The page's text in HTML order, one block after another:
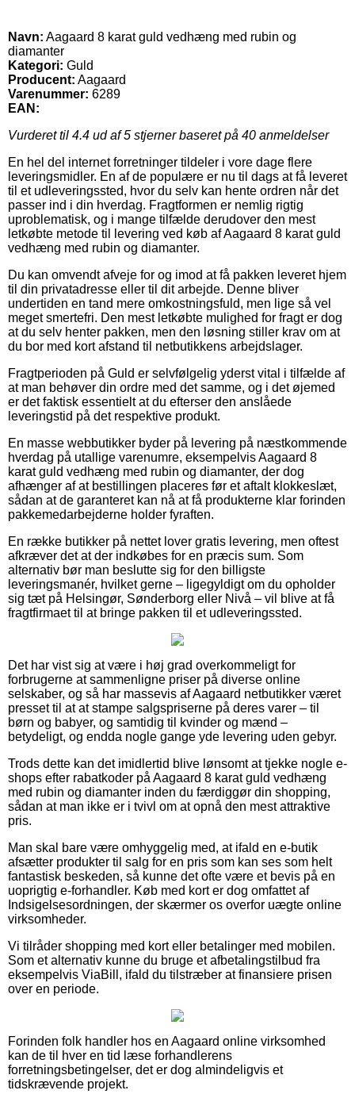
Navn: Aagaard 8 karat guld vedhæng med rubin og
diamanter
Kategori: Guld
Producent: Aagaard
Varenummer: 6289
EAN:
Vurderet til 4.4 ud af 5 stjerner baseret på 40 anmeldelser
En hel del internet forretninger tildeler i vore dage flere
leveringsmidler. En af de populære er nu til dags at få leveret
til et udleveringssted, hvor du selv kan hente ordren når det
passer ind i din hverdag. Fragtformen er nemlig rigtig
uproblematisk, og i mange tilfælde derudover den mest
letkøbte metode til levering ved køb af Aagaard 8 karat guld
vedhæng med rubin og diamanter.
Du kan omvendt afveje for og imod at få pakken leveret hjem
til din privatadresse eller til dit arbejde. Denne bliver
undertiden en tand mere omkostningsfuld, men lige så vel
meget smertefri. Den mest letkøbte mulighed for fragt er dog
at du selv henter pakken, men den løsning stiller krav om at
du bor med kort afstand til netbutikkens arbejdslager.
Fragtperioden på Guld er selvfølgelig yderst vital i tilfælde af
at man behøver din ordre med det samme, og i det øjemed
er det faktisk essentielt at du efterser den anslåede
leveringstid på det respektive produkt.
En masse webbutikker byder på levering på næstkommende
hverdag på utallige varenumre, eksempelvis Aagaard 8
karat guld vedhæng med rubin og diamanter, der dog
afhænger af at bestillingen placeres før et aftalt klokkeslæt,
sådan at de garanteret kan nå at få produkterne klar forinden
pakkemedarbejderne holder fyraften.
En række butikker på nettet lover gratis levering, men oftest
afkræver det at der indkøbes for en præcis sum. Som
alternativ bør man beslutte sig for den billigste
leveringsmanér, hvilket gerne – ligegyldigt om du opholder
sig tæt på Helsingør, Sønderborg eller Nivå – vil blive at få
fragtfirmaet til at bringe pakken til et udleveringssted.
Det har vist sig at være i høj grad overkommeligt for
forbrugerne at sammenligne priser på diverse online
selskaber, og så har massevis af Aagaard netbutikker været
presset til at at stampe salgspriserne på deres varer – til
børn og babyer, og samtidig til kvinder og mænd –
betydeligt, og endda nogle gange yde levering uden gebyr.
Trods dette kan det imidlertid blive lønsomt at tjekke nogle e-
shops efter rabatkoder på Aagaard 8 karat guld vedhæng
med rubin og diamanter inden du færdiggør din shopping,
sådan at man ikke er i tvivl om at opnå den mest attraktive
pris.
Man skal bare være omhyggelig med, at ifald en e-butik
afsætter produkter til salg for en pris som kan ses som helt
fantastisk beskeden, så kunne det ofte være et bevis på en
uoprigtig e-forhandler. Køb med kort er dog omfattet af
Indsigelsesordningen, der skærmer os overfor uægte online
virksomheder.
Vi tilråder shopping med kort eller betalinger med mobilen.
Som et alternativ kunne du bruge et afbetalingstilbud fra
eksempelvis ViaBill, ifald du tilstræber at finansiere prisen
over en periode.
Forinden folk handler hos en Aagaard online virksomhed
kan de til hver en tid læse forhandlerens
forretningsbetingelser, det er dog almindeligvis et
tidskrævende projekt.